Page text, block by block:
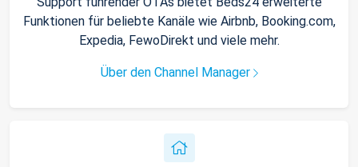
Funktionen für beliebte Kanäle wie Airbnb, Booking.com,
Expedia, FewoDirekt und viele mehr.
Über den Channel Manager